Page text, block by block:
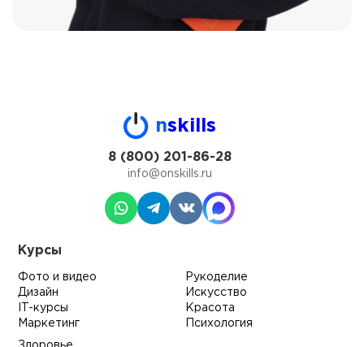
nskills
8 (800) 201-86-28
info@onskills.ru
Курсы
Фото и видео
Дизайн
IT-курсы
Маркетинг
Рукоделие
Искусство
Красота
Психология